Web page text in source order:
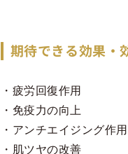
期待できる効果・
疲労回復作用
免疫力の向上
アンチエイジング作用
肌ツヤの改善